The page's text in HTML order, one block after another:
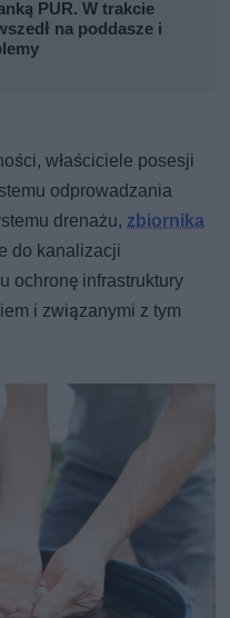
PUR. W trakcie
na poddasze i
właściciele posesji
odprowadzania
drenażu, zbiornika
do kanalizacji
ochronę infrastruktury
i związanymi z tym